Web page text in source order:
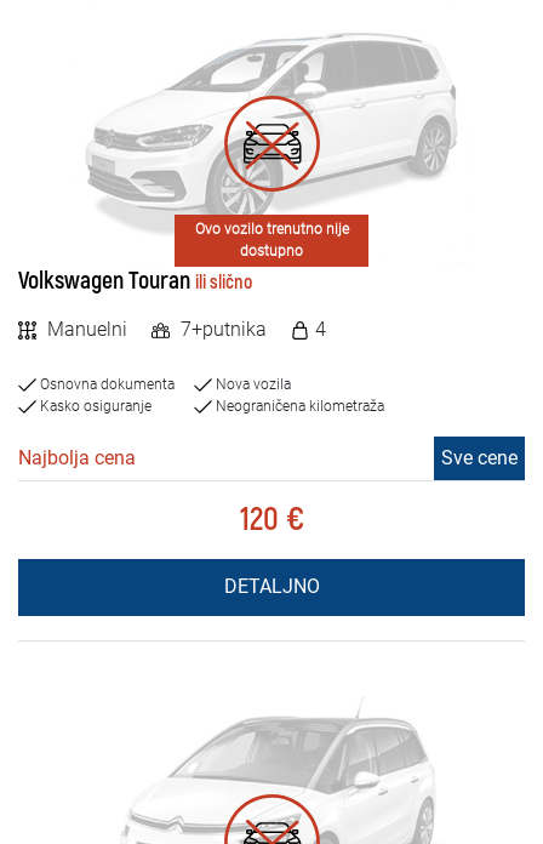
Ovo vozilo trenutno nije
dostupno
Volkswagen Touran ili slično
Manuelni 7+putnika 4
Osnovna dokumenta
Kasko osiguranje
Nova vozila
Neograničena kilometraža
Najbolja cena Sve cene
120 €
DETALJNO